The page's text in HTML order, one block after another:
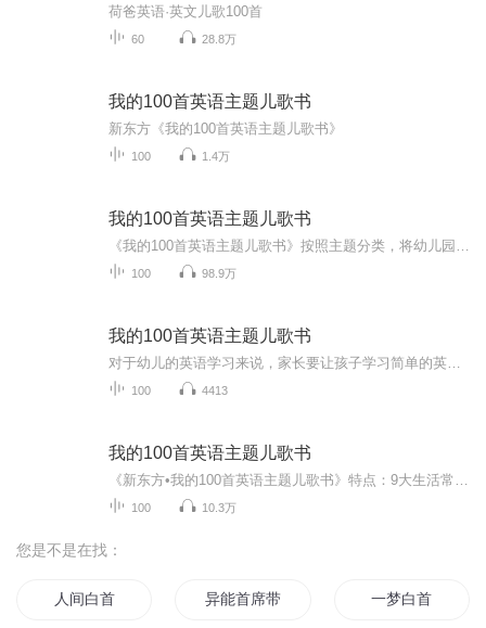
荷爸英语·英文儿歌100首
60 28.8万
我的100首英语主题儿歌书
新东方《我的100首英语主题儿歌书》
100 1.4万
我的100首英语主题儿歌书
100 98.9万
我的100首英语主题儿歌书
100 4413
我的100首英语主题儿歌书
100 10.3万
您是不是在找：
人间白首 异能首席带回家追妻百分百一梦白首